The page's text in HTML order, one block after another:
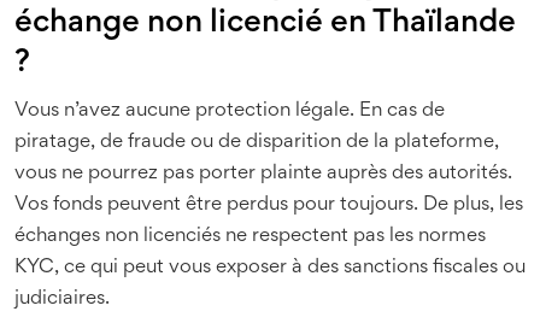
échange non licencié en Thaïlande
?
Vous n’avez aucune protection légale. En cas de
piratage, de fraude ou de disparition de la plateforme,
vous ne pourrez pas porter plainte auprès des autorités.
Vos fonds peuvent être perdus pour toujours. De plus, les
échanges non licenciés ne respectent pas les normes
KYC, ce qui peut vous exposer à des sanctions fiscales ou
judiciaires.